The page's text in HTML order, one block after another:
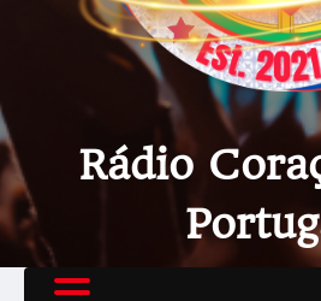
Rádio